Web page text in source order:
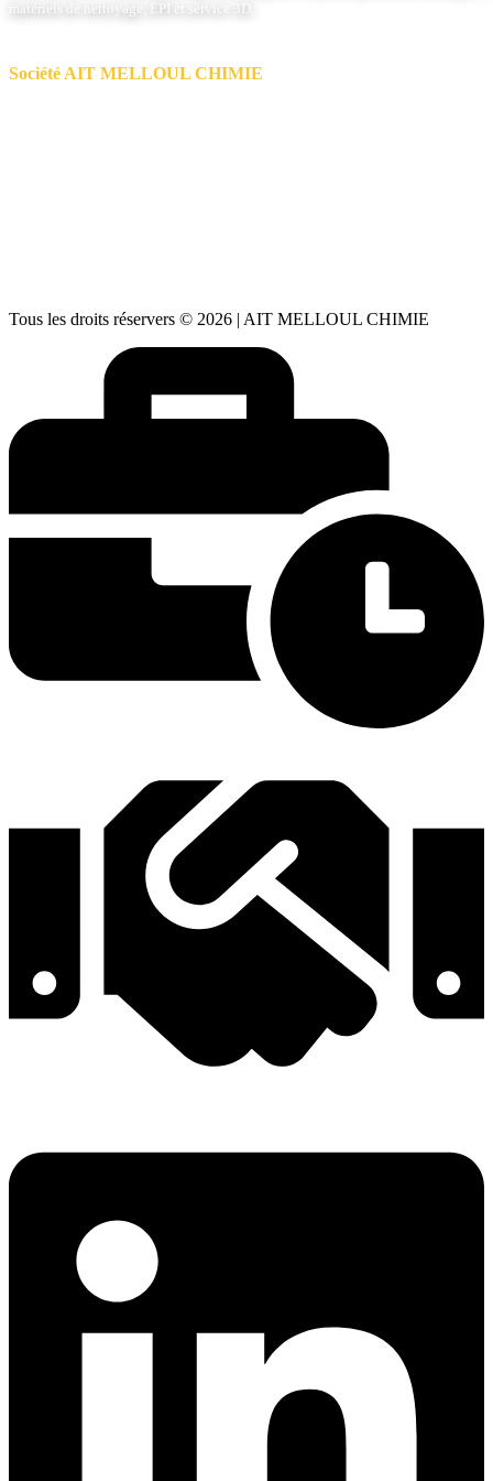
matériels de nettoyage, EPI et service 3D.
Société AIT MELLOUL CHIMIE
Tous les droits réservers © 2026 | AIT MELLOUL CHIMIE